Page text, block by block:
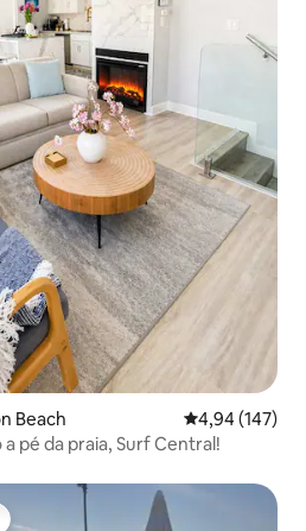
Beach 4,94 de uma
4,94 (147)
pé da praia, Surf Central!